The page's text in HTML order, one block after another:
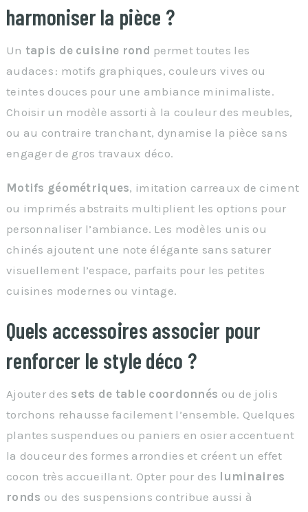
harmoniser la pièce ?
Un tapis de cuisine rond permet toutes les
audaces : motifs graphiques, couleurs vives ou
teintes douces pour une ambiance minimaliste.
Choisir un modèle assorti à la couleur des meubles,
ou au contraire tranchant, dynamise la pièce sans
engager de gros travaux déco.
Motifs géométriques, imitation carreaux de ciment
ou imprimés abstraits multiplient les options pour
personnaliser l’ambiance. Les modèles unis ou
chinés ajoutent une note élégante sans saturer
visuellement l’espace, parfaits pour les petites
cuisines modernes ou vintage.
Quels accessoires associer pour
renforcer le style déco ?
Ajouter des sets de table coordonnés ou de jolis
torchons rehausse facilement l’ensemble. Quelques
plantes suspendues ou paniers en osier accentuent
la douceur des formes arrondies et créent un effet
cocon très accueillant. Opter pour des luminaires
ronds ou des suspensions contribue aussi à